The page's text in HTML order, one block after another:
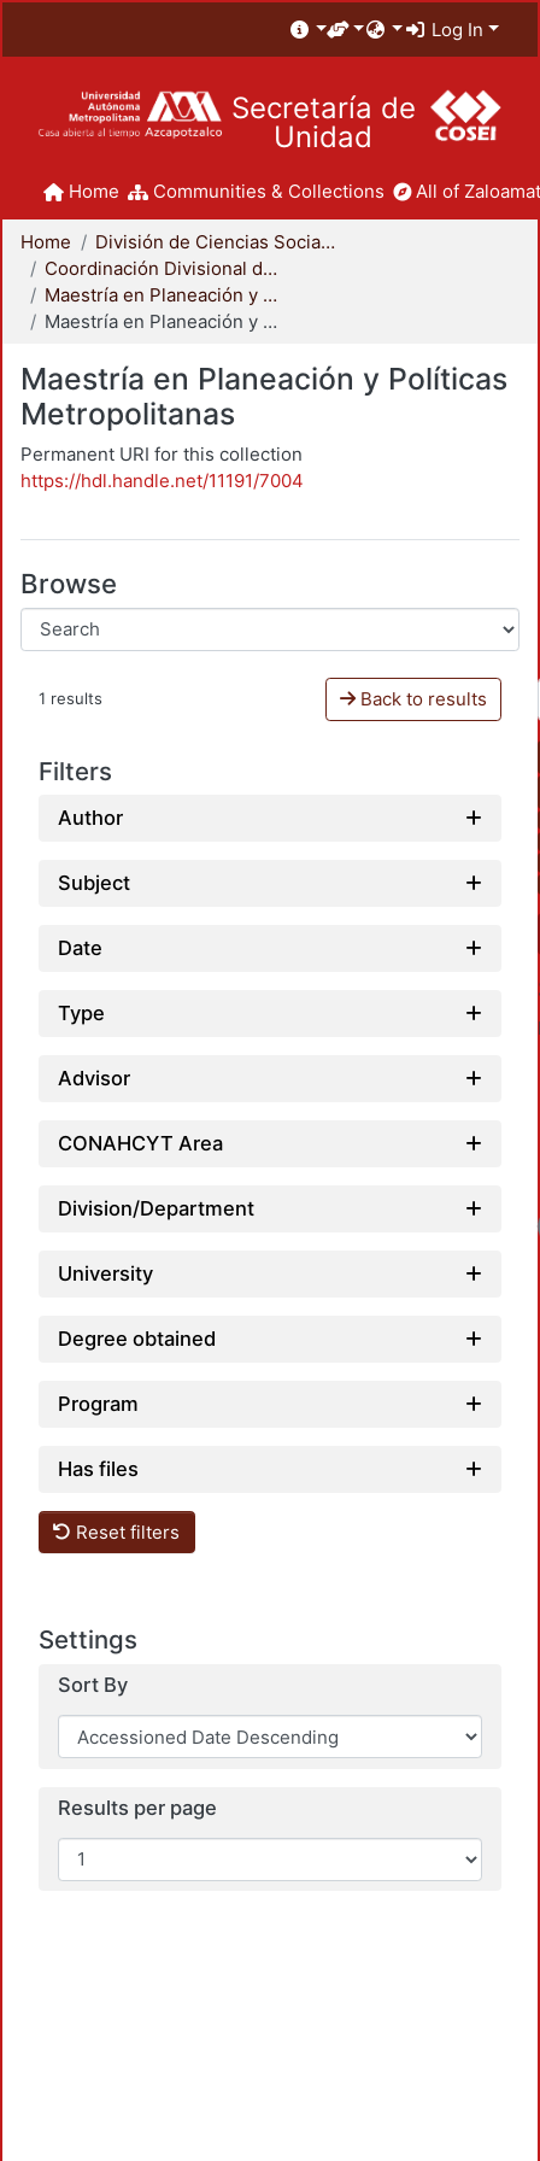
Log In
Secretaría de
Unidad
Home Communities & Collections All of
Home
División de Ciencias Sociales y Humanidades
Coordinación Divisional de Posgrado
Maestría en Planeación y Políticas Metropolitanas
Maestría en Planeación y Políticas Metropolitanas
Maestría en Planeación y Políticas
Metropolitanas
Permanent URI for this collection
https://hdl.handle.net/11191/7004
Browse
1 results Back to results
Filters
Author
Subject
Date
Type
Advisor
CONAHCYT Area
Division/Department
University
Degree obtained
Program
Has files
Reset filters
Settings
Sort By
Results per page